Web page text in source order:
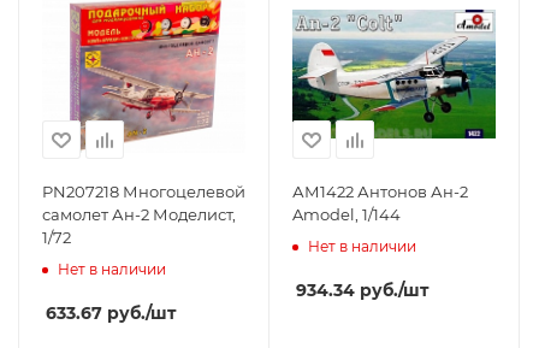
PN207218 Многоцелевой
самолет Ан-2 Моделист,
1/72
Нет в наличии
633.67 руб./шт
АМ1422 Антонов Ан-2
Amodel, 1/144
Нет в наличии
934.34 руб./шт